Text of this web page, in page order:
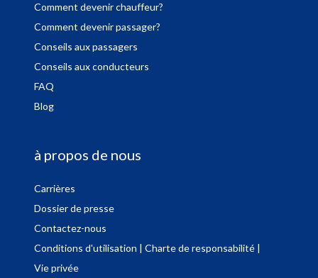
Comment devenir chauffeur?
Comment devenir passager?
Conseils aux passagers
Conseils aux conducteurs
FAQ
Blog
à propos de nous
Carrières
Dossier de presse
Contactez-nous
Conditions d'utilisation | Charte de responsabilité |
Vie privée